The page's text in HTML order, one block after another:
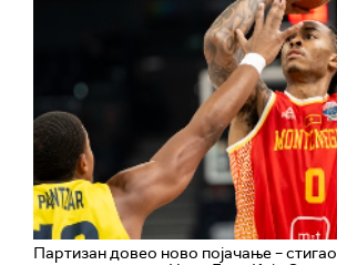
Партизан довео ново појачање – стигао